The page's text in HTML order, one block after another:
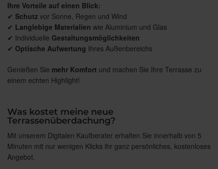
Ihre Vorteile auf einen Blick:
✔ Schutz vor Sonne, Regen und Wind
✔ Langlebige Materialien wie Aluminium und Glas
✔ Individuelle Gestaltungsmöglichkeiten
✔ Optische Aufwertung Ihres Außenbereichs
Genießen Sie mehr Komfort und machen Sie Ihre Terrasse zu
einem echten Highlight!
Was kostet meine neue
Terrassenüberdachung?
Mit unserem Digitalen Kaufberater erhalten Sie innerhalb von 5
Minuten mit nur wenigen Klicks ihr ganz persönliches, kostenloses
Angebot.